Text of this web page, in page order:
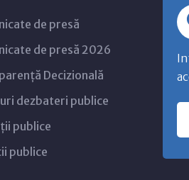
de presă
de presă 2026
Decizională
dezbateri publice
publice
publice